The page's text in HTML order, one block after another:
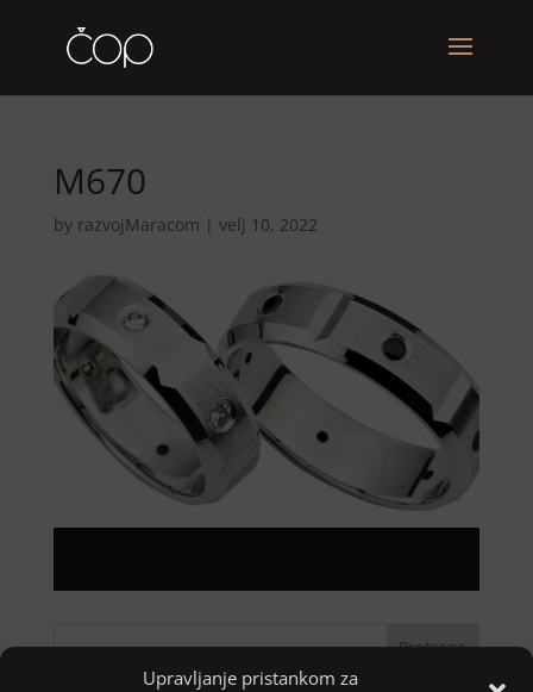
Upravljanje pristankom za
M670
by razvojMaracom | velj 10, 2022
Pretraga